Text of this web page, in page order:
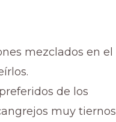
mezclados en el
de los
muy tiernos